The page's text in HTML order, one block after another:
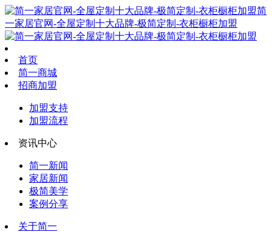
简
一家居官网-全屋定制十大品牌-极简定制-衣柜橱柜加盟
首页
简一商城
招商加盟
加盟支持
加盟流程
资讯中心
简一新闻
家居新闻
极简美学
案例分享
关于简一